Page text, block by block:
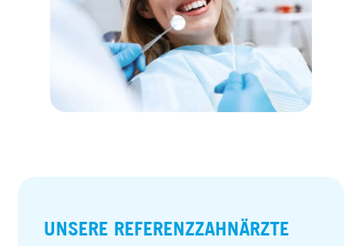
UNSERE REFERENZ­ZAHN­ÄRZTE